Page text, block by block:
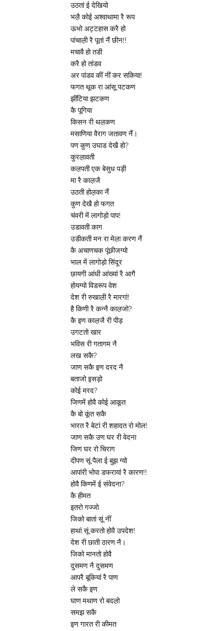
उठतां ई देखियो
भल़ै कोई अश्वाथामा रै रूप
ऊभो अट्टहास करै हो
पांचाल़ी रै पूतां नैं छीन!!
मचावै हो तडी
करै हो तांडव
अर पांडव कीं नीं कर सकिया!
फगत थूक रा आंसू पटकण
झींटिया झटकण
कै पूगिया
किसन री थल़कण
मसाणिया वैराग जतावण नैं।
पण कुण उघाड देखै हो?
कुरल़ावती
कल़पती एक बेसुध पड़ी
मा रै काल़जै
उठती होल़का नैं
कुण देखै हो फगत
चंवरी में लागोड़ो पाप!
उडावती काग
उडीकती मन रा मेल़ा करण नैं
कै अचाणचक पूंछीजग्यो
भाल में लागोड़ो सिंदूर
छायगी आंधी आंख्यां रै आगै
होयग्यो विडरूप वेश
देश री रुखाल़ी रै मारगां!
है किणी रै कन्नै काल़जो?
कै इण काल़जै री पीड़
उगटतो खार
भविस री गतागम नै
लख सकै?
जाण सकै इण दरद नै
बताजो इसड़ो
कोई मरद?
जिणमें होवै कोई आकूत
कै बो कूंत सकै
भारत रै बेटां री शहादत रो मोल!
जाण सकै उण घर री वेदना
जिण घर रो चिराग
दीपण सूं पैला ई बुझ ग्यो
आपांरी भोपा डफरायां रै कारण!!
होवै किणमें ई संवेदना?
कै हीमत
इतरो गज्जो
जिको बातां सूं नीं
हाथां सूं करतो होवै उपदेश!
देश री छाती ठारण नै।
जिको मानतो होवै
दुसमण नै दुसमण
आपरै बूकियां रै पाण
ले सकै इण
घाण मथाण रो बदल़ो
समझ सकै
इण गारत री कीमत